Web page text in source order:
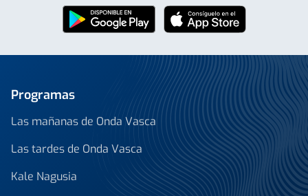
Programas
Las mañanas de Onda Vasca
Las tardes de Onda Vasca
Kale Nagusia